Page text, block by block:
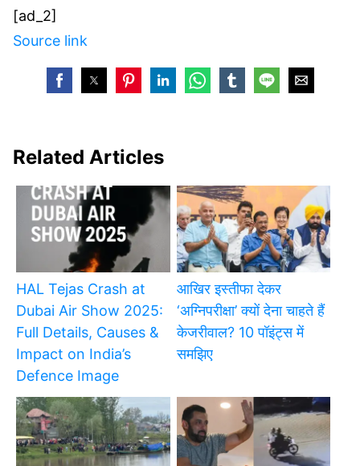
[ad_2]
Source link
Related Articles
HAL Tejas Crash at
Dubai Air Show 2025:
Full Details, Causes &
Impact on India’s
Defence Image
आखिर इस्तीफा देकर
‘अग्निपरीक्षा’ क्यों देना चाहते हैं
केजरीवाल? 10 पॉइंट्स में
समझिए